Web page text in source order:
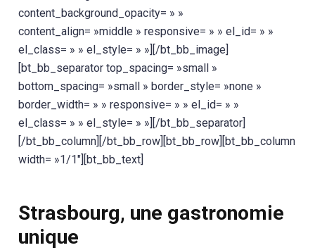
content_background_opacity= » »
content_align= »middle » responsive= » » el_id= » »
el_class= » » el_style= » »][/bt_bb_image]
[bt_bb_separator top_spacing= »small »
bottom_spacing= »small » border_style= »none »
border_width= » » responsive= » » el_id= » »
el_class= » » el_style= » »][/bt_bb_separator]
[/bt_bb_column][/bt_bb_row][bt_bb_row][bt_bb_column
width= »1/1″][bt_bb_text]
Strasbourg, une gastronomie
unique